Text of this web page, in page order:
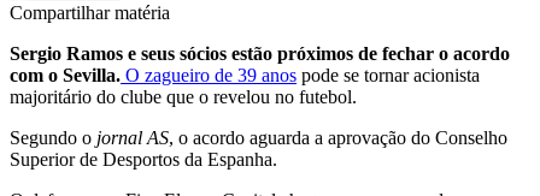
Compartilhar matéria
Sergio Ramos e seus sócios estão próximos de fechar o acordo
com o Sevilla. O zagueiro de 39 anos pode se tornar acionista
majoritário do clube que o revelou no futebol.
Segundo o jornal AS, o acordo aguarda a aprovação do Conselho
Superior de Desportos da Espanha.